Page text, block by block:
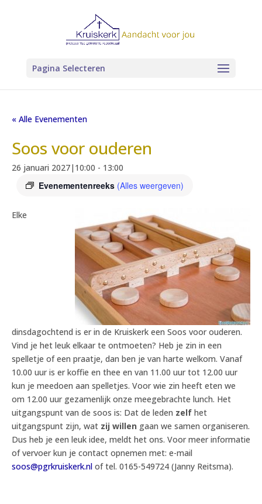
Pagina Selecteren
« Alle Evenementen
Soos voor ouderen
26 januari 2027|10:00 - 13:00
Evenementenreeks (Alles weergeven)
Elke
dinsdagochtend is er in de Kruiskerk een Soos voor ouderen.
Vind je het leuk elkaar te ontmoeten? Heb je zin in een
spelletje of een praatje, dan ben je van harte welkom. Vanaf
10.00 uur is er koffie en thee en van 11.00 uur tot 12.00 uur
kun je meedoen aan spelletjes. Voor wie zin heeft eten we
om 12.00 uur gezamenlijk onze meegebrachte lunch. Het
uitgangspunt van de soos is: Dat de leden zelf het
uitgangspunt zijn, wat zij willen gaan we samen organiseren.
Dus heb je een leuk idee, meldt het ons. Voor meer informatie
of vervoer kun je contact opnemen met: e-mail
soos@pgrkruiskerk.nl of tel. 0165-549724 (Janny Reitsma).